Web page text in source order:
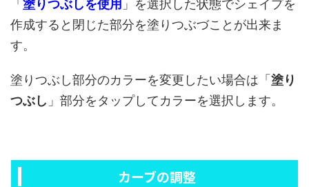
「 塗りつぶしを使用 」を選択した状態でシェイプを
作成すると閉じた部分を塗りつぶづことが出来ま
す。
塗りつぶし部分のカラーを変更したい場合は「 塗り
つぶし 」部分をタップしてカラーを選択します。
カーブの調整